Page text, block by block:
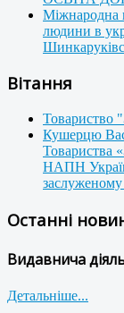
Міжнародна
людини в
Вітання
Кушерцю
Товариства
НАПН
заслуженому
Останні
Видавнича
Детальніше...